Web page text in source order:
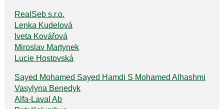
RealSeb s.r.o.
Lenka Kudelová
Iveta Kovářová
Miroslav Martynek
Lucie Hostovská
Sayed Mohamed Sayed Hamdi S Mohamed Alhashmi
Vasylyna Benedyk
Alfa-Laval Ab